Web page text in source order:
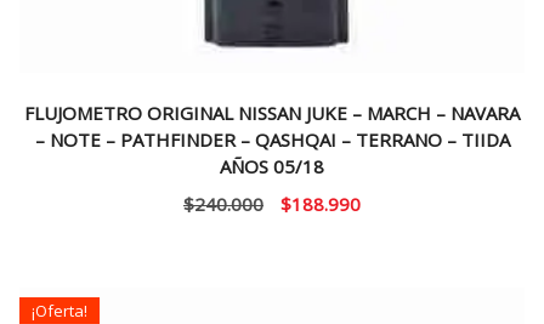
FLUJOMETRO ORIGINAL NISSAN JUKE – MARCH – NAVARA
– NOTE – PATHFINDER – QASHQAI – TERRANO – TIIDA
AÑOS 05/18
$240.000
El
$188.990El
¡Oferta!